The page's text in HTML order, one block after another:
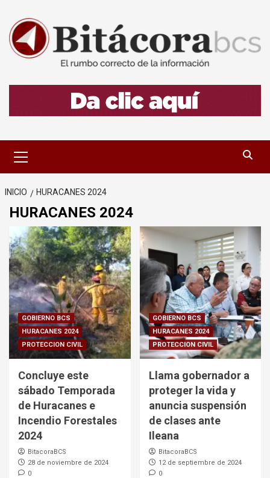
contenido
primario
INICIO HURACANES 2024
HURACANES 2024
GOBIERNO BCS
HURACANES 2024
PROTECCION CIVIL
Concluye este
sábado Temporada
de Huracanes e
Incendio Forestales
2024
BitacoraBCS
28 de noviembre de 2024
0
GOBIERNO BCS
HURACANES 2024
PROTECCION CIVIL
Llama gobernador a
proteger la vida y
anuncia suspensión
de clases ante
Ileana
BitacoraBCS
12 de septiembre de 2024
0